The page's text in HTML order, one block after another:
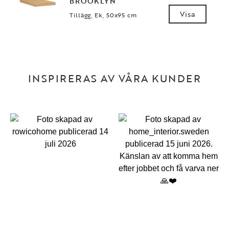
Tillägg, Ek, 50x95 cm Visa
INSPIRERAS AV VÅRA KUNDER